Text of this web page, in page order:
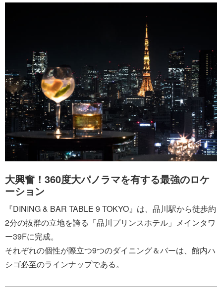
大興奮！360度大パノラマを有する最強のロケ
ーション
『DINING & BAR TABLE 9 TOKYO』は、品川駅から徒歩約
2分の抜群の立地を誇る「品川プリンスホテル」メインタワ
ー39Fに完成。
それぞれの個性が際立つ9つのダイニング＆バーは、館内ハ
シゴ必至のラインナップである。